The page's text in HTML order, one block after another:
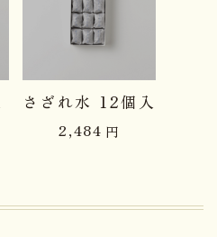
品切れ中
さざれ水 12個入
2,484 円